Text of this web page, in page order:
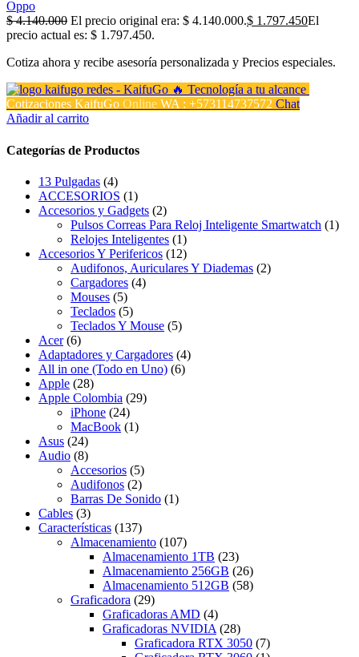
Oppo
$4.140.000 El precio original era: $ 4.140.000.$ 1.797.450El
precio actual es: $ 1.797.450.
Cotiza ahora y recibe asesoría personalizada y Precios especiales.
Cotizaciones KaifuGo Online WA : +573114737572 Chat
Añadir al carrito
Categorías de Productos
13 Pulgadas (4)
ACCESORIOS (1)
Accesorios y Gadgets (2)
Pulsos Correas Para Reloj Inteligente Smartwatch (1)
Relojes Inteligentes (1)
Accesorios Y Perifericos (12)
Audifonos, Auriculares Y Diademas (2)
Cargadores (4)
Mouses (5)
Teclados (5)
Teclados Y Mouse (5)
Acer (6)
Adaptadores y Cargadores (4)
All in one (Todo en Uno) (6)
Apple (28)
Apple Colombia (29)
iPhone (24)
MacBook (1)
Asus (24)
Audio (8)
Accesorios (5)
Audifonos (2)
Barras De Sonido (1)
Cables (3)
Características (137)
Almacenamiento (107)
Almacenamiento 1TB (23)
Almacenamiento 256GB (26)
Almacenamiento 512GB (58)
Graficadora (29)
Graficadoras AMD (4)
Graficadoras NVIDIA (28)
Graficadora RTX 3050 (7)